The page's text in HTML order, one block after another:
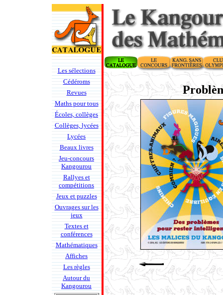
Les sélections
Cédéroms
Revues
Maths pour tous
Écoles, collèges
Collèges, lycées
Lycées
Beaux livres
Jeu-concours
Kangourou
Rallyes et
compétitions
Jeux et puzzles
Ouvrages sur les
jeux
Textes et
conférences
Mathématiques
Affiches
Les règles
Autour du
Kangourou